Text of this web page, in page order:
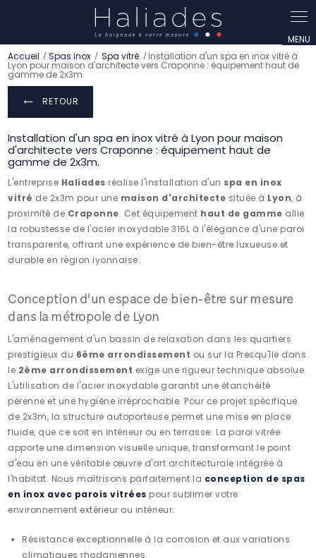
Accueil Spas inox Spa vitré Installation d'un spa en inox vitré à
Lyon pour maison d'architecte vers Craponne : équipement haut de
gamme de 2x3m.
RETOUR
Installation d'un spa en inox vitré à Lyon pour maison
d'architecte vers Craponne : équipement haut de
gamme de 2x3m.
L'entreprise Haliades réalise l'installation d'un spa en inox
vitré de 2x3m pour une maison d'architecte située à Lyon, à
proximité de Craponne. Cet équipement haut de gamme allie
la robustesse de l'acier inoxydable 316L à l'élégance d'une paroi
transparente, offrant une expérience de bien-être luxueuse et
durable en région lyonnaise.
Conception d'un espace de bien-être sur mesure
dans la métropole de Lyon
L'aménagement d'un bassin de relaxation dans les quartiers
prestigieux du 6ème arrondissement ou sur la Presqu'île dans
le 2ème arrondissement exige une rigueur technique absolue.
L'utilisation de l'acier inoxydable garantit une étanchéité
pérenne et une hygiène irréprochable. Pour ce projet spécifique
de 2x3m, la structure autoporteuse permet une mise en place
fluide, que ce soit en intérieur ou en terrasse. La paroi vitrée
apporte une dimension visuelle unique, transformant le point
d'eau en une véritable œuvre d'art architecturale intégrée à
l'habitat. Nous maîtrisons parfaitement la conception de spas
en inox avec parois vitrées pour sublimer votre
environnement extérieur ou intérieur.
Résistance exceptionnelle à la corrosion et aux variations
climatiques rhodaniennes.
Panneau de gestion des cookies